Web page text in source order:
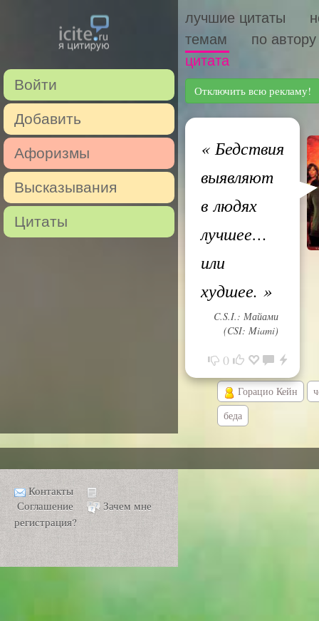
Войти
Добавить
Афоризмы
Высказывания
Цитаты
лучшие цитаты
темам
по автору
цитата
Отключить всю рекламу!
«Бедствия
выявляют
в людях
лучшее…
или
худшее. »
C.S.I.: Майами
(CSI: Miami)
0
Горацио Кейн
беда
Контакты
Соглашение
Зачем мне
регистрация?